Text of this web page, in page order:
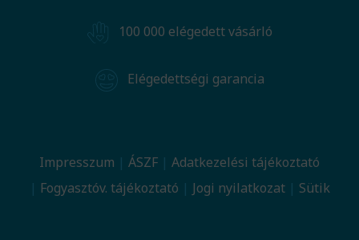
100 000 elégedett vásárló
Elégedettségi garancia
Impresszum ÁSZF
Adatkezelési tájékoztató
Fogyasztóv. tájékoztató
Jogi nyilatkozat Sütik